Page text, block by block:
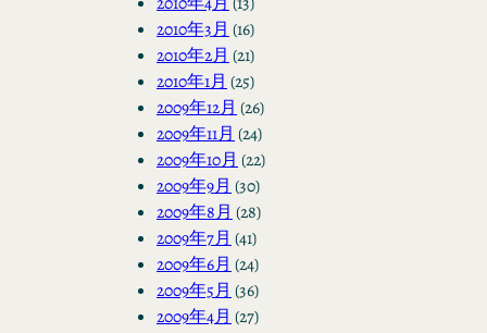
2010年3月 (16)
2010年2月 (21)
2010年1月 (25)
2009年12月 (26)
2009年11月 (24)
2009年10月 (22)
2009年9月 (30)
2009年8月 (28)
2009年7月 (41)
2009年6月 (24)
2009年5月 (36)
2009年4月 (27)